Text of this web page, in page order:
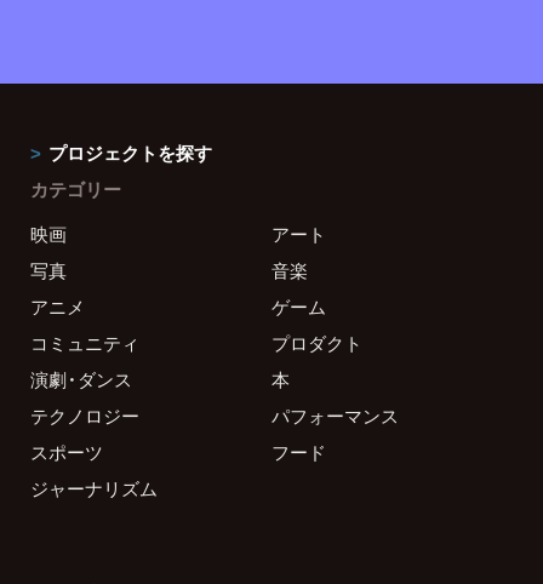
プロジェクトを探す
カテゴリー
映画
アート
写真
音楽
アニメ
ゲーム
コミュニティ
プロダクト
演劇・ダンス
本
テクノロジー
パフォーマンス
スポーツ
フード
ジャーナリズム